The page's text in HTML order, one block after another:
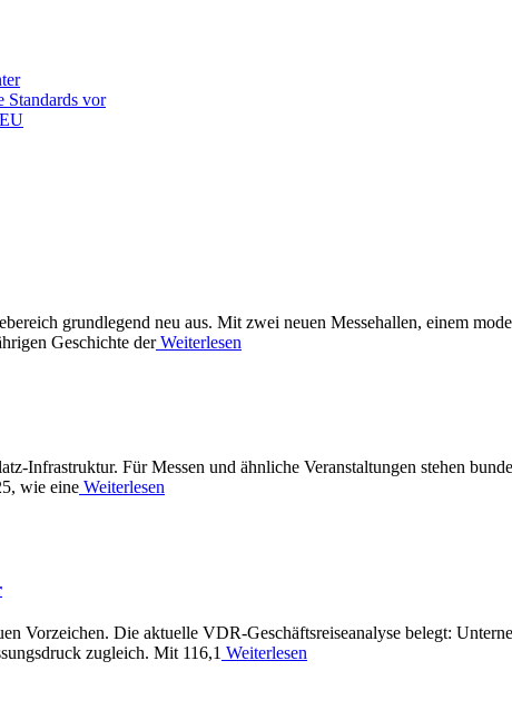
Standards vor
grundlegend neu aus. Mit zwei neuen Messehallen, einem
Geschichte derWeiterlesen
Infrastruktur. Für Messen und ähnliche Veranstaltungen stehen
wie eine Weiterlesen
Vorzeichen. Die aktuelle VDR-Geschäftsreiseanalyse belegt:
zugleich. Mit 116,1 Weiterlesen